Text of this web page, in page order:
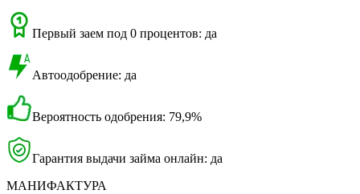
Первый заем под 0 процентов: да
Автоодобрение: да
Вероятность одобрения: 79,9%
Гарантия выдачи займа онлайн: да
МАНИФАКТУРА